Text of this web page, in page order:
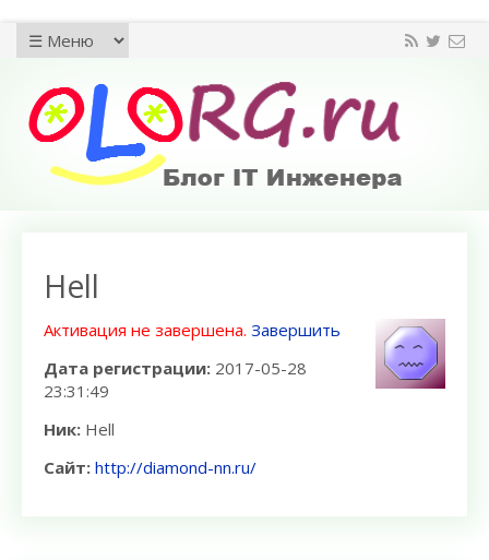
Hell
Активация не завершена. Завершить
Дата регистрации: 2017-05-28
23:31:49
Ник: Hell
Сайт: http://diamond-nn.ru/